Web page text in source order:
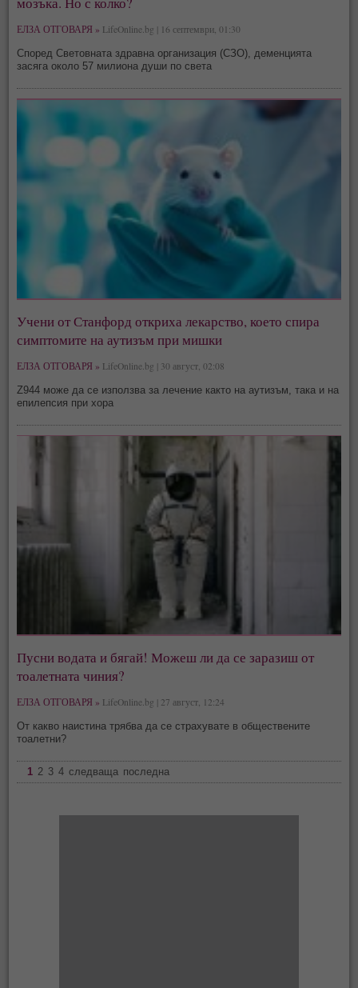
ЕЛЗА ОТГОВАРЯ » LifeOnline.bg | 16 септември, 01:30
Според Световната здравна организация (СЗО), деменцията
засяга около 57 милиона души по света
Учени от Станфорд откриха лекарство, което спира
симптомите на аутизъм при мишки
ЕЛЗА ОТГОВАРЯ » LifeOnline.bg | 30 август, 02:08
Z944 може да се използва за лечение както на аутизъм, така и на
епилепсия при хора
Пусни водата и бягай! Можеш ли да се заразиш от
тоалетната чиния?
ЕЛЗА ОТГОВАРЯ » LifeOnline.bg | 27 август, 12:24
От какво наистина трябва да се страхувате в обществените
тоалетни?
1 2 3 4 следваща последна